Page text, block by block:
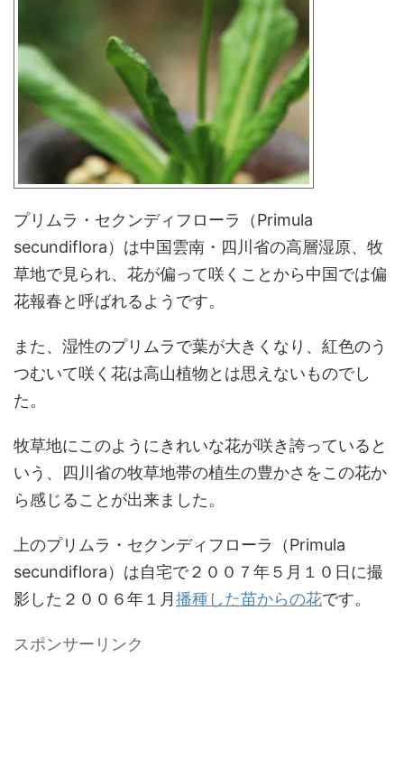
プリムラ・セクンディフローラ（Primula
secundiflora）は中国雲南・四川省の高層湿原、牧
草地で見られ、花が偏って咲くことから中国では偏
花報春と呼ばれるようです。
また、湿性のプリムラで葉が大きくなり、紅色のう
つむいて咲く花は高山植物とは思えないものでし
た。
牧草地にこのようにきれいな花が咲き誇っていると
いう、四川省の牧草地帯の植生の豊かさをこの花か
ら感じることが出来ました。
上のプリムラ・セクンディフローラ（Primula
secundiflora）は自宅で２００７年５月１０日に撮
影した２００６年１月播種した苗からの花です。
スポンサーリンク